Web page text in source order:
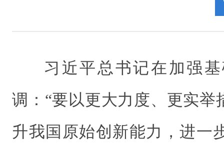
习近平总书记在加强
调：“要以更大力度、更实举
升我国原始创新能力，进一